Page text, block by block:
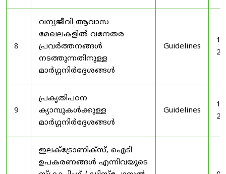
8
വന്യജീവി ആവാസ
മേഖലകളിൽ വനേതര
പ്രവർത്തനങ്ങൾ
നടത്തുന്നതിനുള്ള
മാർഗ്ഗനിർദ്ദേശങ്ങൾ
Guidelines
9
പ്രകൃതിപഠന
ക്യാമ്പുകൾക്കുള്ള
മാർഗ്ഗനിർദ്ദേശങ്ങൾ
Guidelines
ഇലക്‌ട്രോണിക്‌സ്, ഐടി
ഉപകരണങ്ങൾ എന്നിവയുടെ